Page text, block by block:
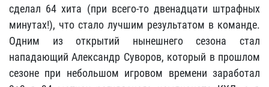
сделал 64 хита (при всего-то двенадцати штрафных
минутах!), что стало лучшим результатом в команде.
Одним из открытий нынешнего сезона стал
нападающий Александр Суворов, который в прошлом
сезоне при небольшом игровом времени заработал